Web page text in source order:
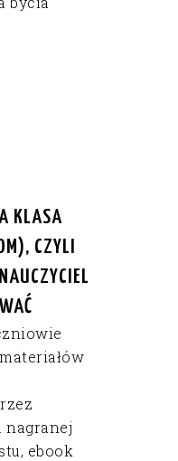
KLASA
CZYLI
nagranej
ebook